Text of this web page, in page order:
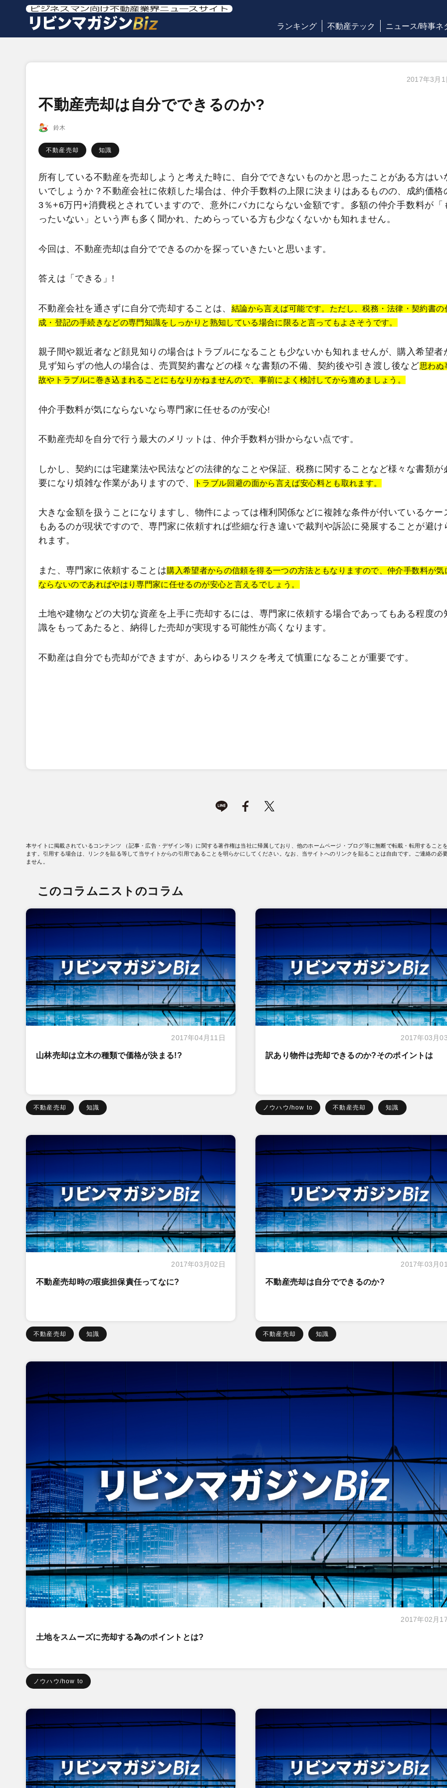
ランキング 不動産テック ニュース/時事ネ
2017年3月1
不動産売却は自分でできるのか?
鈴木
不動産売却 知識
所有している不動産を売却しようと考えた時に、自分でできないものかと思ったことがある方はい
いでしょうか？不動産会社に依頼した場合は、仲介手数料の上限に決まりはあるものの、成約価格
3％+6万円+消費税とされていますので、意外にバカにならない金額です。多額の仲介手数料が「
ったいない」という声も多く聞かれ、ためらっている方も少なくないかも知れません。
今回は、不動産売却は自分でできるのかを探っていきたいと思います。
答えは「できる」!
不動産会社を通さずに自分で売却することは、
結論から言えば可能です。ただし、税務・法律・契約書の
成・登記の手続きなどの専門知識をしっかりと熟知している場合に限ると言ってもよさそうです。
親子間や親近者など顔見知りの場合はトラブルになることも少ないかも知れませんが、購入希望者
見ず知らずの他人の場合は、売買契約書などの様々な書類の不備、契約後や引き渡し後など思わぬ
故やトラブルに巻き込まれることにもなりかねませんので、事前によく検討してから進めましょう。
仲介手数料が気にならないなら専門家に任せるのが安心!
不動産売却を自分で行う最大のメリットは、仲介手数料が掛からない点です。
しかし、契約には宅建業法や民法などの法律的なことや保証、税務に関することなど様々な書類が
要になり煩雑な作業がありますので、
トラブル回避の面から言えば安心料とも取れます。
大きな金額を扱うことになりますし、物件によっては権利関係などに複雑な条件が付いているケー
もあるのが現状ですので、専門家に依頼すれば些細な行き違いで裁判や訴訟に発展することが避け
れます。
また、専門家に依頼することは購入希望者からの信頼を得る一つの方法ともなりますので、仲介手数料が気
ならないのであればやはり専門家に任せるのが安心と言えるでしょう。
土地や建物などの大切な資産を上手に売却するには、専門家に依頼する場合であってもある程度の
識をもってあたると、納得した売却が実現する可能性が高くなります。
不動産は自分でも売却ができますが、あらゆるリスクを考えて慎重になることが重要です。
本サイトに掲載されているコンテンツ （記事・広告・デザイン等）に関する著作権は当社に帰属しており、他のホームページ・ブログ等に無断で転載・転用すること
ます。引用する場合は、リンクを貼る等して当サイトからの引用であることを明らかにしてください。なお、当サイトへのリンクを貼ることは自由です。ご連絡の必
ません。
このコラムニストのコラム
2017年04月11日
山林売却は立木の種類で価格が決まる!?
不動産売却 知識
2017年03月
訳あり物件は売却できるのか?そのポイントは
ノウハウ/how to 不動産売却 知識
2017年03月02日
不動産売却時の瑕疵担保責任ってなに?
不動産売却 知識
2017年03月
不動産売却は自分でできるのか?
不動産売却 知識
2017年02月
土地をスムーズに売却する為のポイントとは?
ノウハウ/how to